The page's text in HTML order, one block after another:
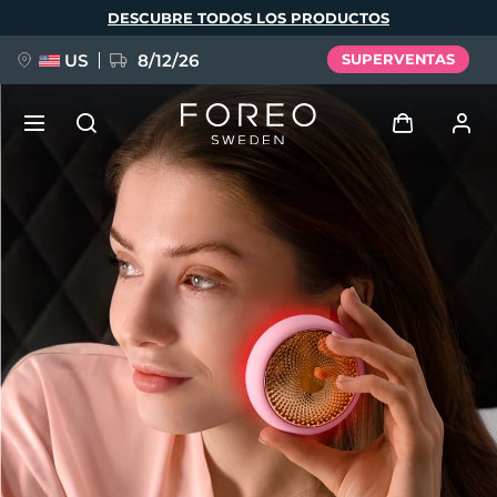
DESCUBRE TODOS LOS PRODUCTOS
US 8/12/26 SUPERVENTAS
Iniciar sesión
Perfil de usuario
Mis dispositivos
Mis pedidos
Mis direcciones
Mis suscripciones
FAQ™ Pure Beauty-Tech Elixir
BREAKING NEWS
issa™ Teeth Whitening Set
Idioma
Deutsch
Español
Français
Italiano
Português
Polski
Svenska
Русский
Türkçe
简体中文 繁體中文